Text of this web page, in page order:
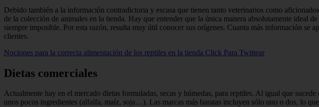
Debido también a la información contradictoria y escasa que tienen tanto veterinarios como
de la colección de animales en la tienda. Hay que entender que la única manera absolutamente ideal
siempre imposible. Por esta razón, resulta muy útil conocer sus orígenes. Cuanta más información se
clientes.
Nociones para la correcta alimentación de los reptiles en la tienda Click Para Twittear
Dietas comerciales
Actualmente hay en el mercado dietas formuladas, secas y húmedas, para reptiles. Al igual que
unos pocos ingredientes (alfalfa, maíz, soja…). Las marcas más baratas incluyen sólo uno o dos, lo